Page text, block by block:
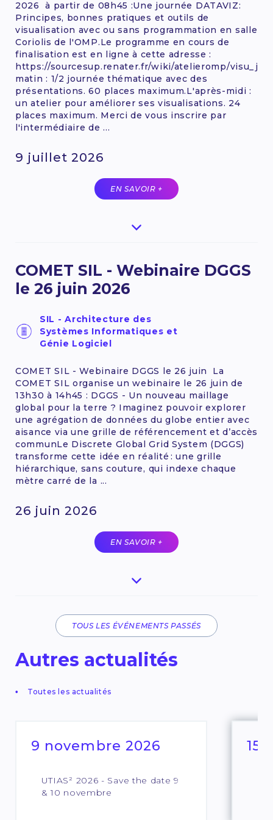
9 juillet 2026
2026 à partir de 08h45 :Une journée DATAVIZ:
Principes, bonnes pratiques et outils de
visualisation avec ou sans programmation en salle
Coriolis de l'OMP.Le programme en cours de
finalisation est en ligne à cette adresse :
https://sourcesup.renater.fr/wiki/atelieromp/
matin : 1/2 journée thématique avec des
présentations. 60 places maximum.L'après-midi :
un atelier pour améliorer ses visualisations. 24
places maximum. Merci de vous inscrire par
l'intermédiaire de ...
EN SAVOIR +
26 juin 2026
COMET SIL - Webinaire DGGS
le 26 juin 2026
SIL - Architecture des
Systèmes Informatiques et
Génie Logiciel
COMET SIL - Webinaire DGGS le 26 juin La
COMET SIL organise un webinaire le 26 juin de
13h30 à 14h45 : DGGS - Un nouveau maillage
global pour la terre ? Imaginez pouvoir explorer
une agrégation de données du globe entier avec
aisance via une grille de référencement et d’accès
communLe Discrete Global Grid System (DGGS)
transforme cette idée en réalité : une grille
hiérarchique, sans couture, qui indexe chaque
mètre carré de la ...
EN SAVOIR +
TOUS LES ÉVÉNEMENTS PASSÉS
Autres actualités
Toutes les actualités
9 novembre 2026
UTIAS² 2026 - Save the date 9
& 10 novembre
15